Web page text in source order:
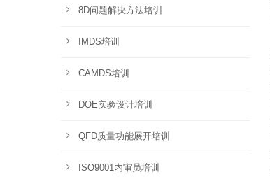
8D问题解决方法培训
IMDS培训
CAMDS培训
DOE实验设计培训
QFD质量功能展开培训
ISO9001内审员培训